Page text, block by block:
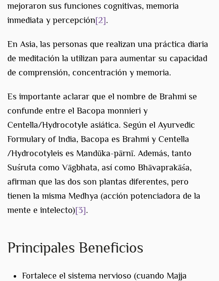
mejoraron sus funciones cognitivas, memoria
inmediata y percepción[2].
En Asia, las personas que realizan una práctica diaria
de meditación la utilizan para aumentar su capacidad
de comprensión, concentración y memoria.
Es importante aclarar que el nombre de Brahmi se
confunde entre el Bacopa monnieri y
Centella/Hydrocotyle asiática. Según el Ayurvedic
Formulary of India, Bacopa es Brahmi y Centella
/Hydrocotyleis es Mandūka-pārnī. Además, tanto
Suśruta como Vāgbhata, así como Bhāvaprakāśa,
afirman que las dos son plantas diferentes, pero
tienen la misma Medhya (acción potenciadora de la
mente e intelecto)[3].
Principales Beneficios
Fortalece el sistema nervioso (cuando Majja